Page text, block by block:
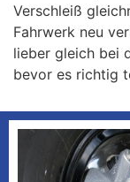
Verschleiß
Fahrwerk neu
lieber gleich bei
bevor es richtig